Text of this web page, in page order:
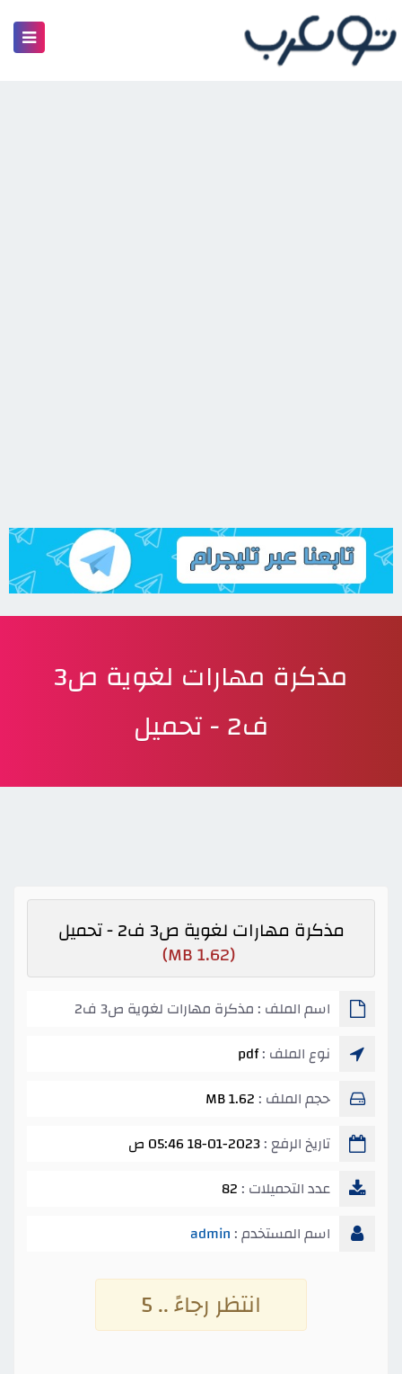
مذكرة مهارات لغوية ص3
ف2 - تحميل
مذكرة مهارات لغوية ص3 ف2 - تحميل
(1.62 MB)
اسم الملف : مذكرة مهارات لغوية ص3 ف2
نوع الملف :pdf
حجم الملف : 1.62 MB
تاريخ الرفع :18-01-2023 05:46 ص
عدد التحميلات : 82
اسم المستخدم : admin
انتظر رجاءً .. 4